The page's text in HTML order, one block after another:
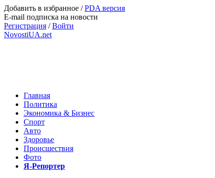
Добавить в избранное /PDA версия
E-mail подписка на новости
Регистрация /Войти
NovostiUA.net
Главная
Политика
Экономика & Бизнес
Спорт
Авто
Здоровье
Происшествия
Фото
Я-Репортер